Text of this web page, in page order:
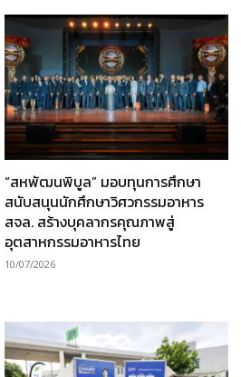
“สหพัฒนพิบูล” มอบทุนการศึกษา
สนับสนุนนักศึกษาวิศวกรรมอาหาร
สจล. สร้างบุคลากรคุณภาพสู่
อุตสาหกรรมอาหารไทย
10/07/2026